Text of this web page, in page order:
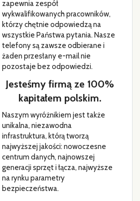
zapewnia zespół
wykwalifikowanych pracowników,
którzy chętnie odpowiedzą na
wszystkie Państwa pytania. Nasze
telefony są zawsze odbierane i
żaden przesłany e-mail nie
pozostaje bez odpowiedzi.
Jesteśmy firmą ze 100%
kapitałem polskim.
Naszym wyróżnikiem jest także
unikalna, niezawodna
infrastruktura, którą tworzą
najwyższej jakości: nowoczesne
centrum danych, najnowszej
generacji sprzęt i łącza, najwyższe
na rynku parametry
bezpieczeństwa.